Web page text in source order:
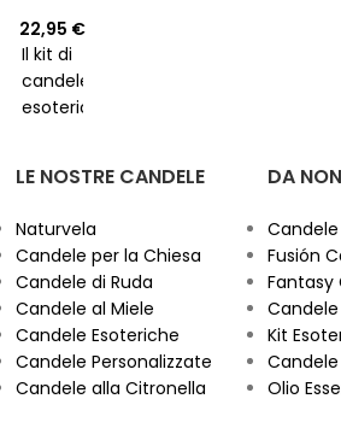
acquistali
oggi!
22,95 €
Il kit di
candele
esoteriche
è un
di
candele
progettato
per
aprire
strade
ed
LE NOSTRE CANDELE
Naturvela
Candele per la Chiesa
Candele di Ruda
Candele al Miele
Candele Esoteriche
Candele Personalizzate
Candele alla Citronella
DA
Fusión
Fantasy
Candele
Kit
Olio